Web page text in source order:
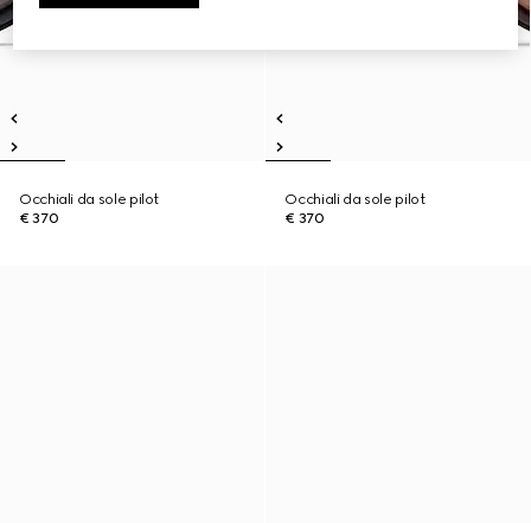
Occhiali da sole pilot
€ 370
Occhiali da sole pilot
€ 370